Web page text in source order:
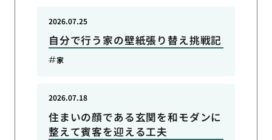
自分で行う家の壁紙張り替え挑戦記
2026.07.25
家
住まいの顔である玄関を和モダンに
整えて賓客を迎える工夫
2026.07.18